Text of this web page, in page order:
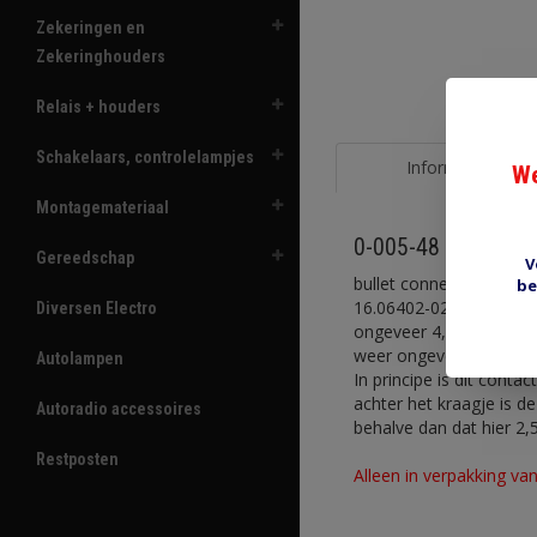
Zekeringen en
Zekeringhouders
Relais + houders
Schakelaars, controlelampjes
Montagemateriaal
Gereedschap
Diversen Electro
Autolampen
Autoradio accessoires
Restposten
Informatie
0-005-48 male
bullet connector male
16.06402-02. Een
ongeveer 4,57 mm,
weer ongeveer 4,57
In principe is dit
achter het kraagje is
behalve dan dat hier
Alleen in verpakking